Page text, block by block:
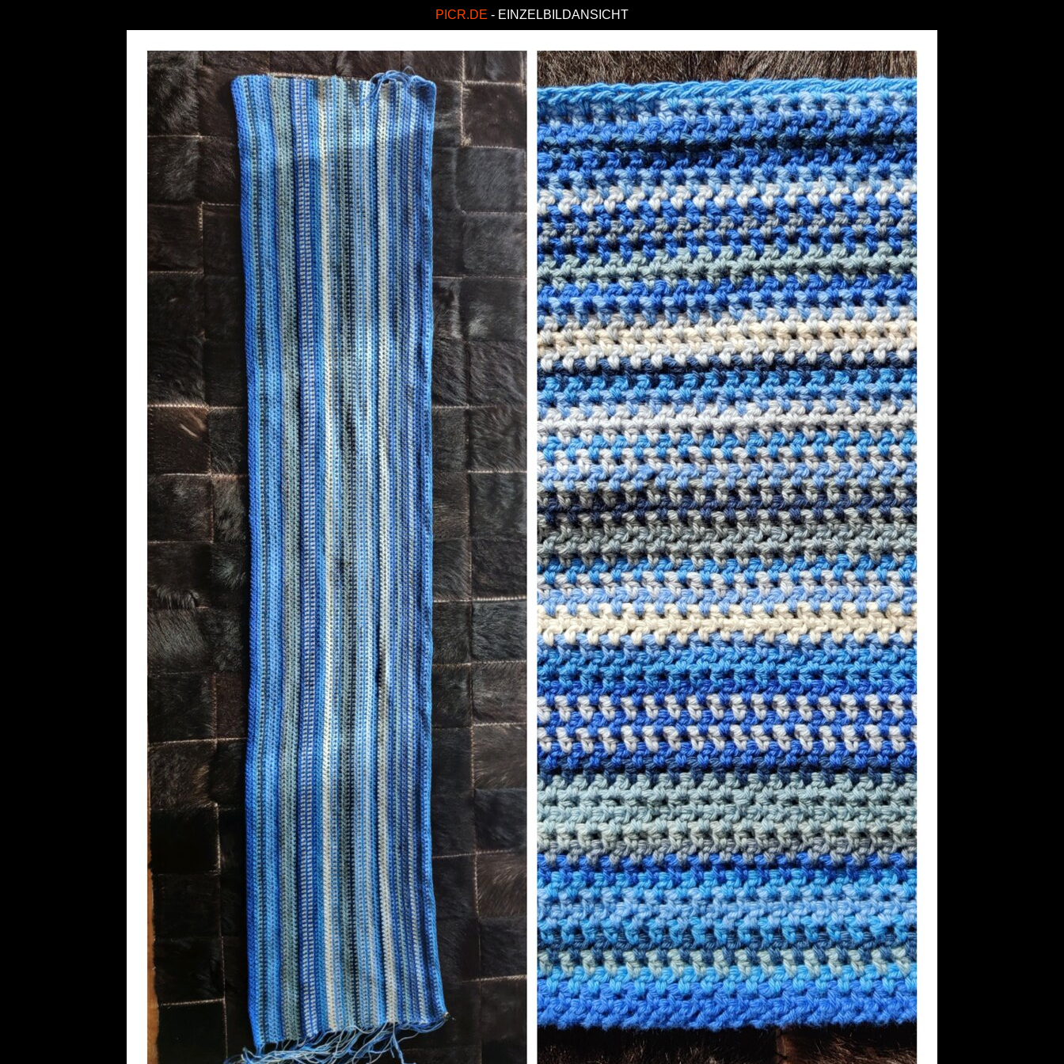
PICR.DE - EINZELBILDANSICHT